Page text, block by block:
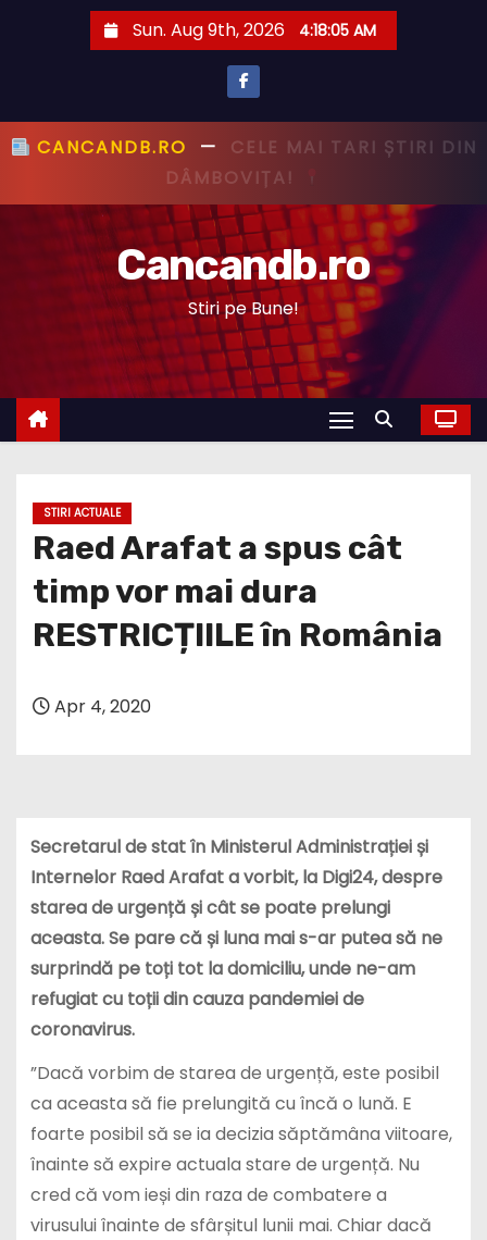
Sun. Aug 9th, 2026 4:18:06 AM
CANCANDB.RO— PRIMUL CU ȘTIREA,
PRIMUL CU ADEVĂRUL!
Cancandb.ro
Stiri pe Bune!
STIRI ACTUALE
Raed Arafat a spus cât
timp vor mai dura
RESTRICȚIILE în România
Apr 4, 2020
Secretarul de stat în Ministerul Administrației și
Internelor Raed Arafat a vorbit, la Digi24, despre
starea de urgență și cât se poate prelungi
aceasta. Se pare că și luna mai s-ar putea să ne
surprindă pe toți tot la domiciliu, unde ne-am
refugiat cu toții din cauza pandemiei de
coronavirus.
”Dacă vorbim de starea de urgență, este posibil
ca aceasta să fie prelungită cu încă o lună. E
foarte posibil să se ia decizia săptămâna viitoare,
înainte să expire actuala stare de urgență. Nu
cred că vom ieși din raza de combatere a
virusului înainte de sfârșitul lunii mai. Chiar dacă